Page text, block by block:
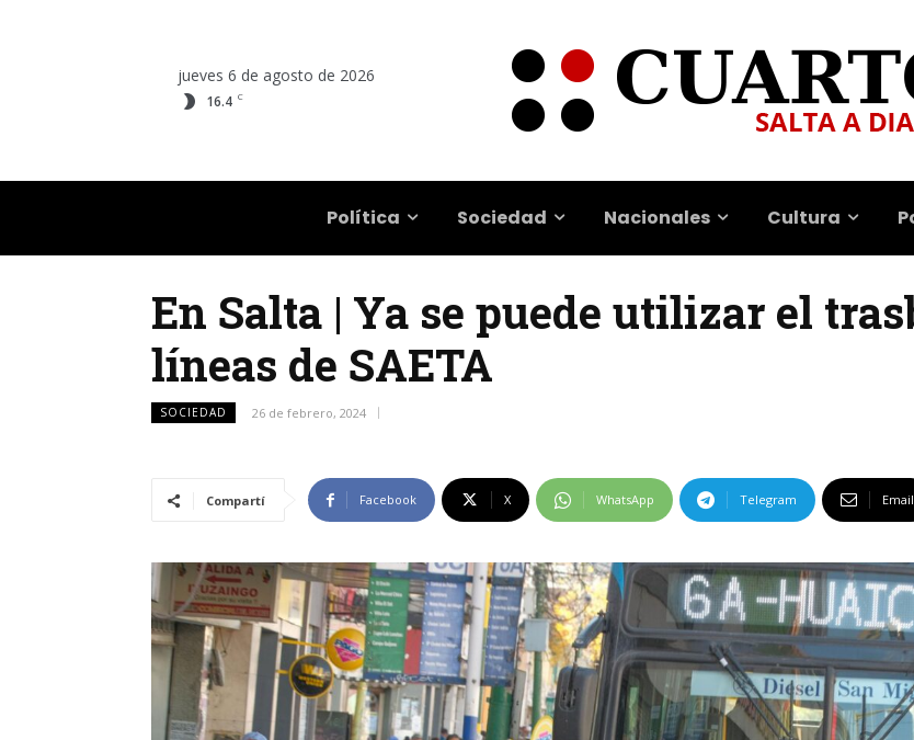
jueves 6 de agosto de 2026
16.4 C
Política Sociedad Nacionales Cultura
En Salta | Ya se puede utilizar el
líneas de SAETA
SOCIEDAD 26 de febrero, 2024
Compartí Facebook X WhatsApp Telegram Email